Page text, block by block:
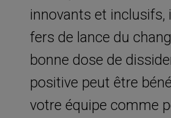
innovants et inclusifs,
fers de lance du
bonne dose de
positive peut être
votre équipe comme